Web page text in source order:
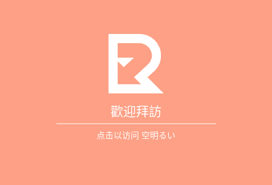
歡迎拜訪
点击以访问 空明るい